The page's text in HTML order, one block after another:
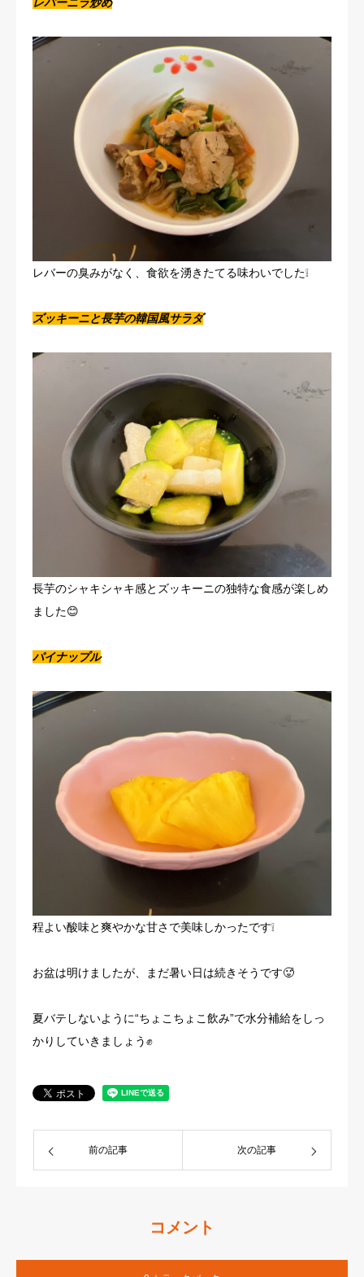
レバーの臭みがなく、食欲を湧きたてる味わいでした❕
ズッキーニと長芋の韓国風サラダ
長芋のシャキシャキ感とズッキーニの独特な食感が楽しめ
ました😊
パイナップル
程よい酸味と爽やかな甘さで美味しかったです❕
お盆は明けましたが、まだ暑い日は続きそうです🥵
夏バテしないように“ちょこちょこ飲み”で水分補給をしっ
かりしていきましょう✊
前の記事 次の記事
コメント